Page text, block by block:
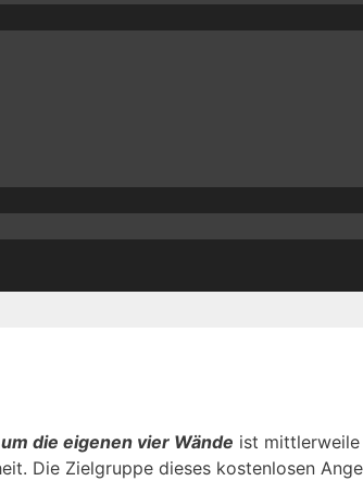
die eigenen vier Wände ist mittlerweile
Die Zielgruppe dieses kostenlosen